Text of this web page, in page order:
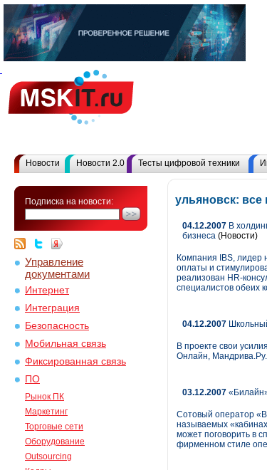
Новости Новости 2.0 Тесты цифровой техники
Подписка на новости:
Управление
документами
Интернет
Интеграция
Безопасность
Мобильная связь
Фиксированная связь
ПО
Рынок ПК
Маркетинг
Торговые сети
Оборудование
Outsourcing
ульяновск:
04.12.2007 В
бизнеса (Новости)
Компания IBS, лидер
оплаты и
реализован HR-
специалистов обеих
04.12.2007
В проекте свои
Онлайн, Мандрива.Ру.
03.12.2007
Сотовый оператор
называемых
может поговорить в
фирменном стиле